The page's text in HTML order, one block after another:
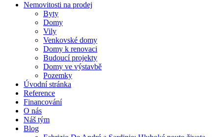
Nemovitosti na prodej
Byty
Domy
Vily
Venkovské domy
Domy k renovaci
Budoucí projekty
Domy ve výstavbě
Pozemky
Úvodní stránka
Reference
Financování
O nás
Náš tým
Blog